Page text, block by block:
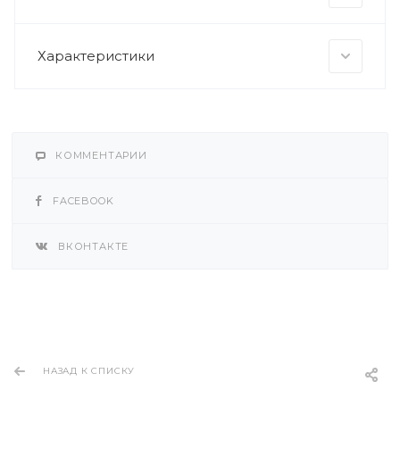
Характеристики
КОММЕНТАРИИ
FACEBOOK
ВКОНТАКТЕ
НАЗАД К СПИСКУ